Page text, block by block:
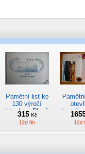
Pamětní list ke
130 výročí
lokodepa Plzeň
*2963
315 Kč
12d 9h 12d